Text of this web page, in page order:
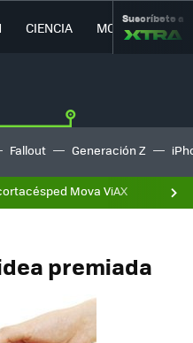
CIENCIA MOVILIDAD
Suscríbete a
Fallout Generación Z
Mova ViAX
premiada